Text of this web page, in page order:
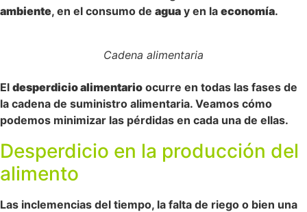
ambiente, en el consumo de agua y en la economía.
Cadena alimentaria
El desperdicio alimentario ocurre en todas las fases de
la cadena de suministro alimentaria. Veamos cómo
podemos minimizar las pérdidas en cada una de ellas.
Desperdicio en la producción del
alimento
Las inclemencias del tiempo, la falta de riego o bien una